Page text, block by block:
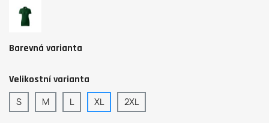
lahvově
zelená
Barevná varianta
Velikostní varianta
S M L XL 2XL